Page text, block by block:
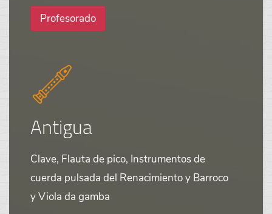
Profesorado
Antigua
Clave, Flauta de pico, Instrumentos de
cuerda pulsada del Renacimiento y Barroco
y Viola da gamba